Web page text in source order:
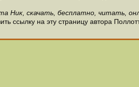
Ник, скачать, бесплатно, читать,
ссылку на эту страницу автора